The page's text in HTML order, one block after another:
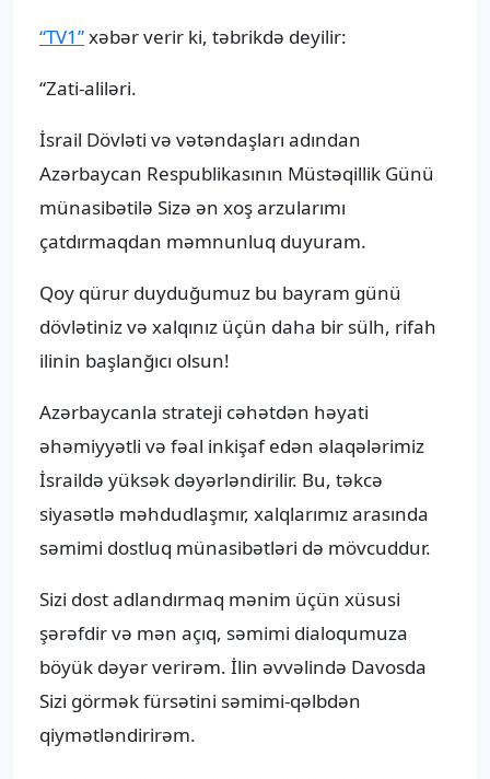
“TV1”xəbər verir ki, təbrikdə deyilir:
“Zati-aliləri.
İsrail Dövləti və vətəndaşları adından
Azərbaycan Respublikasının Müstəqillik Günü
münasibətilə Sizə ən xoş arzularımı
çatdırmaqdan məmnunluq duyuram.
Qoy qürur duyduğumuz bu bayram günü
dövlətiniz və xalqınız üçün daha bir sülh, rifah
ilinin başlanğıcı olsun!
Azərbaycanla strateji cəhətdən həyati
əhəmiyyətli və fəal inkişaf edən əlaqələrimiz
İsraildə yüksək dəyərləndirilir. Bu, təkcə
siyasətlə məhdudlaşmır, xalqlarımız arasında
səmimi dostluq münasibətləri də mövcuddur.
Sizi dost adlandırmaq mənim üçün xüsusi
şərəfdir və mən açıq, səmimi dialoqumuza
böyük dəyər verirəm. İlin əvvəlində Davosda
Sizi görmək fürsətini səmimi-qəlbdən
qiymətləndirirəm.